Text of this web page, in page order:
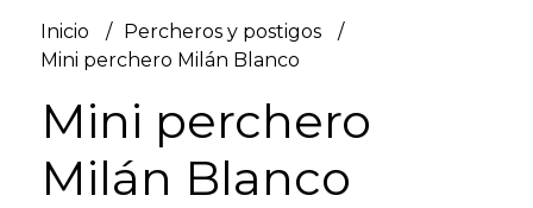
Inicio
Percheros y postigos
Mini perchero Milán Blanco
Mini perchero
Milán Blanco